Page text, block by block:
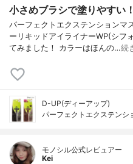
小さめブラシで塗りやすい！
パーフェクトエクステンションマ
ーリキッドアイライナーWP(シフ
てみました！ カラーはほんの…続
D-UP(ディーアップ)
パーフェクトエクステンシ
モノシル公式レビュアー
Kei